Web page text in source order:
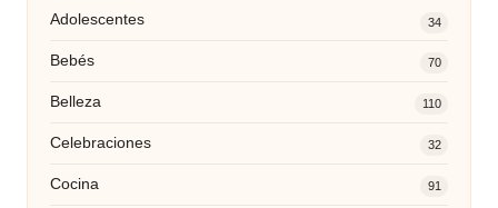
Adolescentes 34
Bebés 70
Belleza 110
Celebraciones 32
Cocina 91